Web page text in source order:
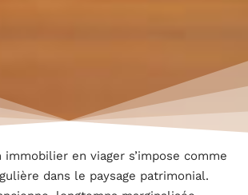
en viager s’impose comme
dans le paysage patrimonial.